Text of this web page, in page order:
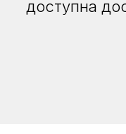
доступна